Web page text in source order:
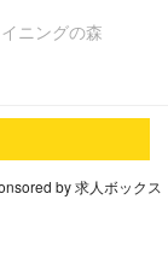
ニングの森
by 求人ボックス